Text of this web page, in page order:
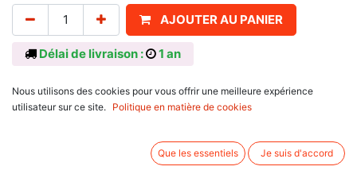
AJOUTER AU PANIER
Délai de livraison : 1 an
Coté gauche, longueur 940 mm, catégorie 3, pour Valtra / Valmet série T1 :
T171 C/H, T171 LS, T191 LS.
Associez d'autres produits:
Nous utilisons des cookies pour vous offrir une meilleure expérience
utilisateur sur ce site.
Politique en matière de cookies
Que les essentiels Je suis d'accord